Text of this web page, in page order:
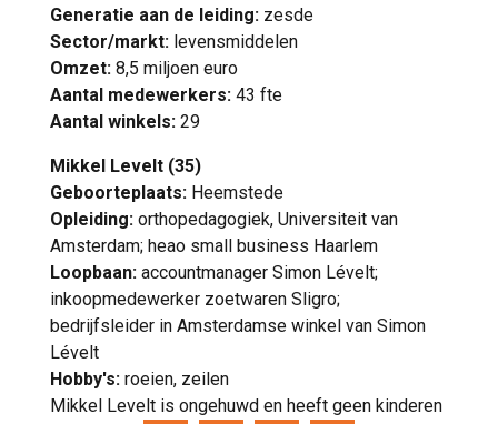
Generatie aan de leiding: zesde
Sector/markt: levensmiddelen
Omzet: 8,5 miljoen euro
Aantal medewerkers: 43 fte
Aantal winkels: 29
Mikkel Levelt (35)
Geboorteplaats: Heemstede
Opleiding: orthopedagogiek, Universiteit van
Amsterdam; heao small business Haarlem
Loopbaan: accountmanager Simon Lévelt;
inkoopmedewerker zoetwaren Sligro;
bedrijfsleider in Amsterdamse winkel van Simon
Lévelt
Hobby's: roeien, zeilen
Mikkel Levelt is ongehuwd en heeft geen kinderen